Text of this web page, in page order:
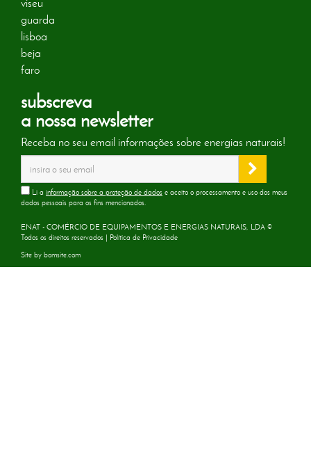
viseu
guarda
lisboa
beja
faro
subscreva
a nossa newsletter
Receba no seu email informações sobre energias naturais!
Li a informação sobre a proteção de dados e aceito o processamento e uso dos meus
dados pessoais para os fins mencionados.
ENAT - COMÉRCIO DE EQUIPAMENTOS E ENERGIAS NATURAIS, LDA ©
Todos os direitos reservados | Política de Privacidade
Site by bomsite.com